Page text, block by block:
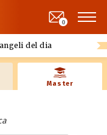
del dia
0
Master